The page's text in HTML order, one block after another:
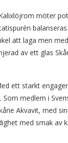
möter
att laga men
av ett glas
ett starkt
medlem i
Akvavit, med
med smak av